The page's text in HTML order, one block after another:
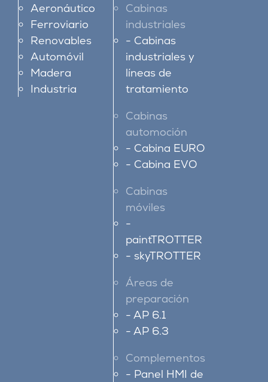
Aeronáutico
Ferroviario
Renovables
Automóvil
Madera
Industria
Cabinas
industriales
Cabinas
industriales y
líneas de
tratamiento
Cabinas
automoción
Cabina EURO
Cabina EVO
Cabinas
móviles
paintTROTTER
skyTROTTER
Áreas de
preparación
AP 6.1
AP 6.3
Complementos
Panel HMI de